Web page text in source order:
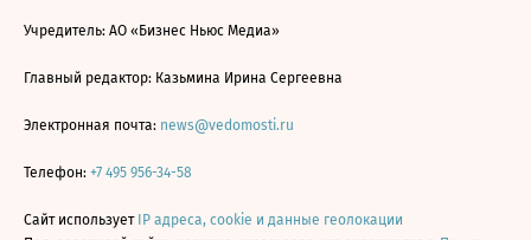
Учредитель: АО «Бизнес Ньюс Медиа»
Главный редактор: Казьмина Ирина Сергеевна
Электронная почта: news@vedomosti.ru
Телефон: +7 495 956-34-58
Сайт использует IP адреса, cookie и данные геолокации